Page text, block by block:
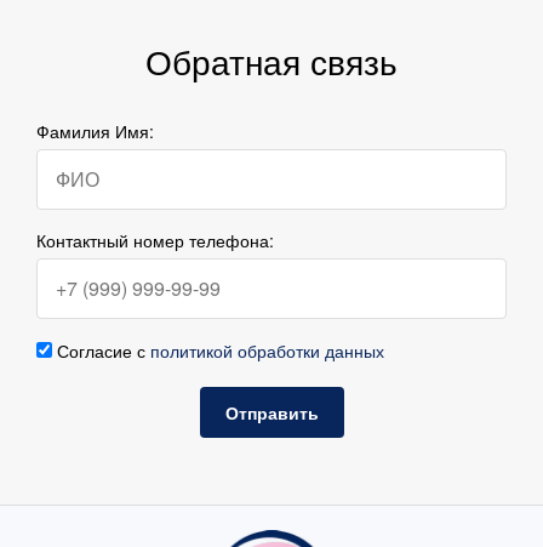
Обратная связь
Фамилия Имя:
Контактный номер телефона:
Согласие с политикой обработки данных
Отправить